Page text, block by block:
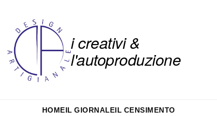
i creativi &
l'autoproduzione
HOMEIL GIORNALEIL CENSIMENTO